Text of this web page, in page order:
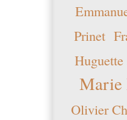
Prinet
Huguette
Marie
Olivier